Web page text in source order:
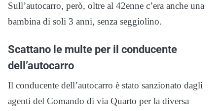
Sull’autocarro, però, oltre al 42enne c’era anche una
bambina di soli 3 anni, senza seggiolino.
Scattano le multe per il conducente
dell’autocarro
Il conducente dell’autocarro è stato sanzionato dagli
agenti del Comando di via Quarto per la diversa